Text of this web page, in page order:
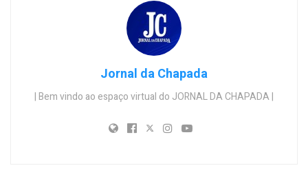
Jornal da Chapada
| Bem vindo ao espaço virtual do JORNAL DA CHAPADA |